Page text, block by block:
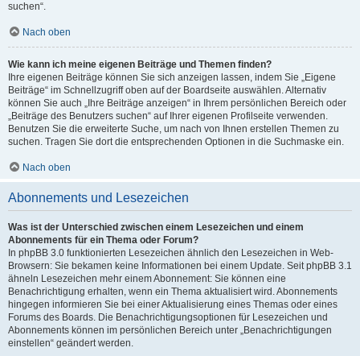
suchen“.
Nach oben
Wie kann ich meine eigenen Beiträge und Themen finden?
Ihre eigenen Beiträge können Sie sich anzeigen lassen, indem Sie „Eigene
Beiträge“ im Schnellzugriff oben auf der Boardseite auswählen. Alternativ
können Sie auch „Ihre Beiträge anzeigen“ in Ihrem persönlichen Bereich oder
„Beiträge des Benutzers suchen“ auf Ihrer eigenen Profilseite verwenden.
Benutzen Sie die erweiterte Suche, um nach von Ihnen erstellen Themen zu
suchen. Tragen Sie dort die entsprechenden Optionen in die Suchmaske ein.
Nach oben
Abonnements und Lesezeichen
Was ist der Unterschied zwischen einem Lesezeichen und einem
Abonnements für ein Thema oder Forum?
In phpBB 3.0 funktionierten Lesezeichen ähnlich den Lesezeichen in Web-
Browsern: Sie bekamen keine Informationen bei einem Update. Seit phpBB 3.1
ähneln Lesezeichen mehr einem Abonnement: Sie können eine
Benachrichtigung erhalten, wenn ein Thema aktualisiert wird. Abonnements
hingegen informieren Sie bei einer Aktualisierung eines Themas oder eines
Forums des Boards. Die Benachrichtigungsoptionen für Lesezeichen und
Abonnements können im persönlichen Bereich unter „Benachrichtigungen
einstellen“ geändert werden.